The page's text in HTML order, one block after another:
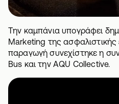
Την καμπάνια υπογράφει
Marketing τηςασφαλιστικής
παραγωγή συνεχίστηκε η
Bus και την AQU Collective.